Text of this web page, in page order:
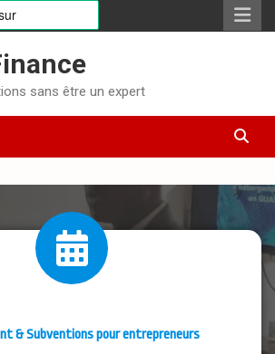
sans être un expert
& Subventions pour entrepreneurs